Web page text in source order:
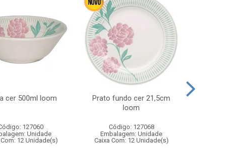
cer 500ml loom
127060
Unidade
12 Unidade(s)
Prato fundo cer 21,5cm
loom
Código: 127068
Embalagem: Unidade
Caixa Com: 12 Unidade(s)